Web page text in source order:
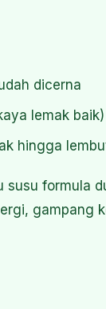
dicerna
lemak baik)
hingga
susu formula
gampang